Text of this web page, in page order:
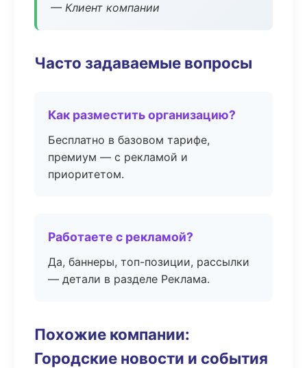
— Клиент компании
Часто задаваемые вопросы
Как разместить организацию?
Бесплатно в базовом тарифе,
премиум — с рекламой и
приоритетом.
Работаете с рекламой?
Да, баннеры, топ-позиции, рассылки
— детали в разделе Реклама.
Похожие компании:
Городские новости и события